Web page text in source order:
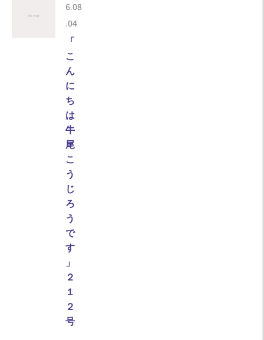
6.08
.04
「
こ
ん
に
ち
は
牛
尾
こ
う
じ
ろ
う
で
す
」
２
１
２
号